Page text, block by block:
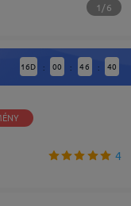
1/6
16D : 00 : 46 : 39
4